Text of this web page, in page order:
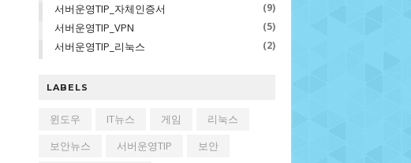
서버운영TIP_자체인증서 (9)
서버운영TIP_VPN (5)
서버운영TIP_리눅스 (2)
LABELS
윈도우 IT뉴스 게임
리눅스
보안뉴스
서버운영TIP
보안